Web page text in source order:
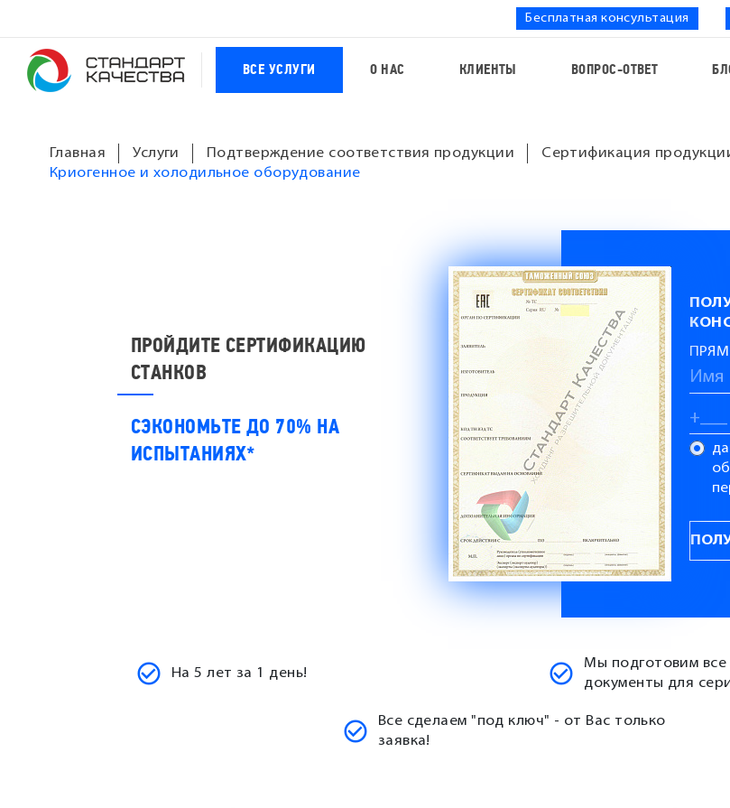
Бесплатная консультация
ВСЕ УСЛУГИ О НАС КЛИЕНТЫ ВОПРОС-ОТВЕТ
Главная Услуги Подтверждение соответствия продукции Сертификация
Криогенное и холодильное оборудование
ПРОЙДИТЕ СЕРТИФИКАЦИЮ
СТАНКОВ
СЭКОНОМЬТЕ ДО 70% НА
ИСПЫТАНИЯХ*
На 5 лет за 1 день!
Мы подготовим
документы для
Все сделаем "под ключ" - от Вас только
заявка!